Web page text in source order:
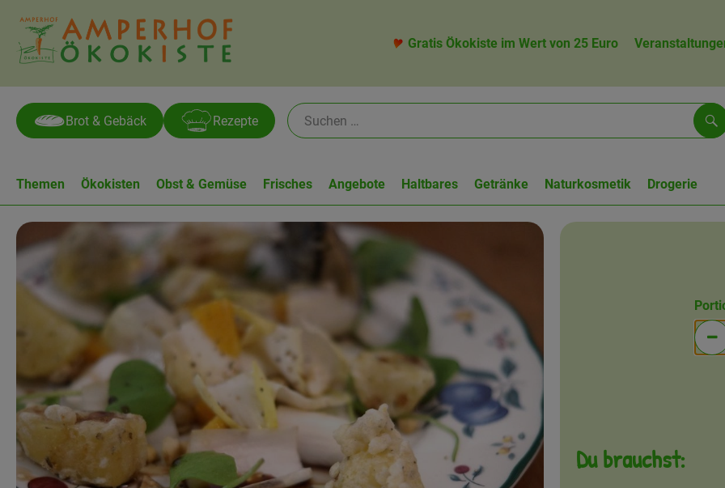
Gratis Ökokiste im Wert von 25 Euro
Brot & Gebäck Rezepte
Themen Ökokisten Obst & Gemüse Frisches Angebote Haltbares Getränke Naturkosmetik Drogerie
Du brauchst: